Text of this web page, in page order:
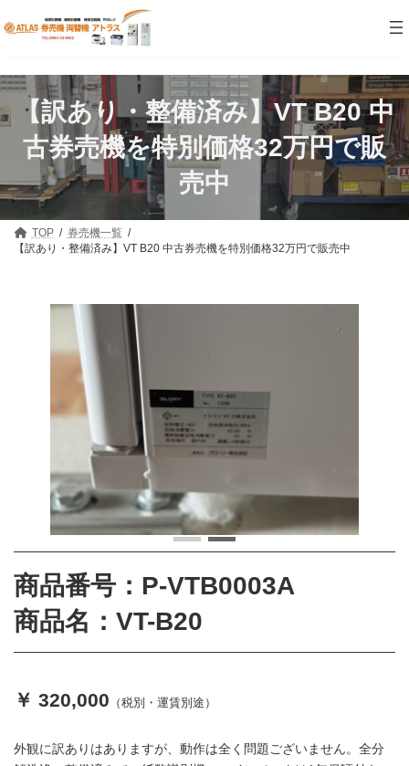
ン
テ
ツ
へ
ス
キ
ビ
ゲ
シ
ョ
ン
に
【訳あり・整備済み】VT B20 中
古券売機を特別価格32万円で販
売中
TOP
券売機一覧
【訳あり・整備済み】VT B20 中古券売機を特別価格32万円で販売中
商品番号：P-VTB0003A
商品名：VT-B20
￥ 320,000 （税別・運賃別途）
外観に訳ありはありますが、動作は全く問題ございません。全分